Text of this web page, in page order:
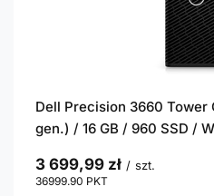
Dell Precision 3660 Tower
gen.) / 16 GB / 960 SSD /
3 699,99 zł / szt.
36999.90 PKT